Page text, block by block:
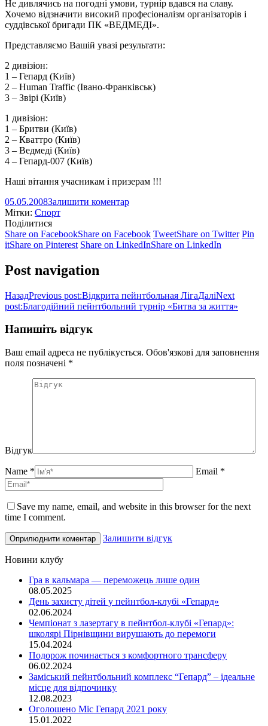
Не дивлячись на погодні умови, турнір вдався на славу.
Хочемо відзначити високий професіоналізм організаторів і
суддівської бригади ПК «ВЕДМЕДІ».
Представляємо Вашій увазі результати:
2 дивізіон:
1 – Гепард (Київ)
2 – Human Traffic (Івано-Франківськ)
3 – Звірі (Київ)
1 дивізіон:
1 – Бритви (Київ)
2 – Кваттро (Київ)
3 – Ведмеді (Київ)
4 – Гепард-007 (Київ)
Наші вітання учасникам і призерам !!!
05.05.2008Залишити коментар
Мітки: Спорт
Поділитися
Share on FacebookShare on Facebook TweetShare on Twitter Pin
itShare on Pinterest Share on LinkedInShare on LinkedIn
Post navigation
НазадPrevious post:Відкрита пейнтбольная ЛігаДаліNext
post:Благодійний пейнтбольний турнір «Битва за життя»
Напишіть відгук
Ваш email адреса не публікується. Обов'язкові для заповнення
поля позначені *
Відгук
Name * Email *
Save my name, email, and website in this browser for the next
time I comment.
Залишити відгук
Новини клубу
Гра в кальмара — переможець лише один
08.05.2025
День захисту дітей у пейнтбол-клубі «Гепард»
02.06.2024
Чемпіонат з лазертагу в пейнтбол-клубі «Гепард»:
школярі Пірнівщини вирушають до перемоги
15.04.2024
Подорож починається з комфортного трансферу
06.02.2024
Заміський пейнтбольний комплекс “Гепард” – ідеальне
місце для відпочинку
12.08.2023
Оголошено Міс Гепард 2021 року
15.01.2022